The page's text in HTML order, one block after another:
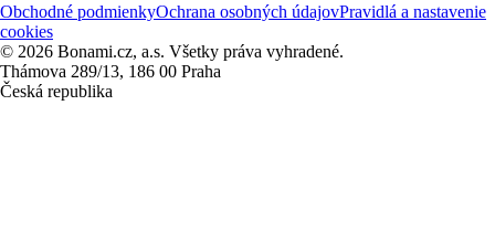
Obchodné podmienkyOchrana osobných údajovPravidlá a nastavenie
cookies
© 2026 Bonami.cz, a.s. Všetky práva vyhradené.
Thámova 289/13, 186 00 Praha
Česká republika